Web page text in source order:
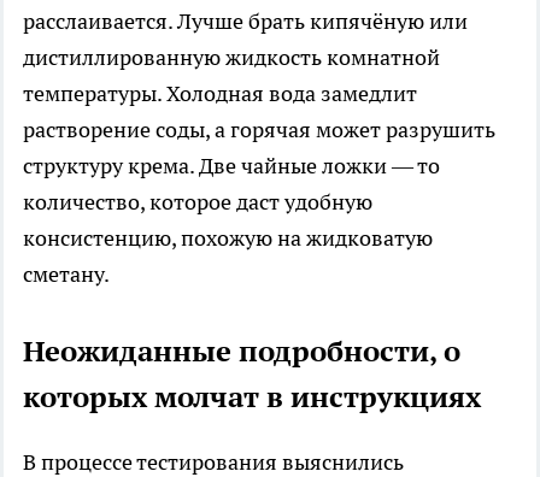
расслаивается. Лучше брать кипячёную или
дистиллированную жидкость комнатной
температуры. Холодная вода замедлит
растворение соды, а горячая может разрушить
структуру крема. Две чайные ложки — то
количество, которое даст удобную
консистенцию, похожую на жидковатую
сметану.
Неожиданные подробности, о
которых молчат в инструкциях
В процессе тестирования выяснились